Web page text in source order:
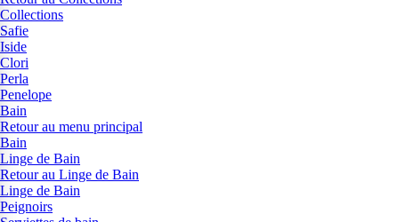
Collections
Safie
Iside
Clori
Perla
Penelope
Bain
Retour au menu principal
Bain
Linge de Bain
Retour au Linge de Bain
Linge de Bain
Peignoirs